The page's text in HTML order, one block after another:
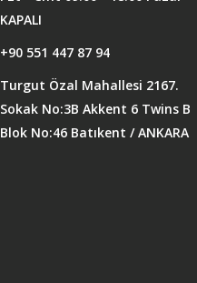
KAPALI
+90 551 447 87 94
Turgut Özal Mahallesi 2167.
Sokak No:3B Akkent 6 Twins B
Blok No:46 Batıkent / ANKARA